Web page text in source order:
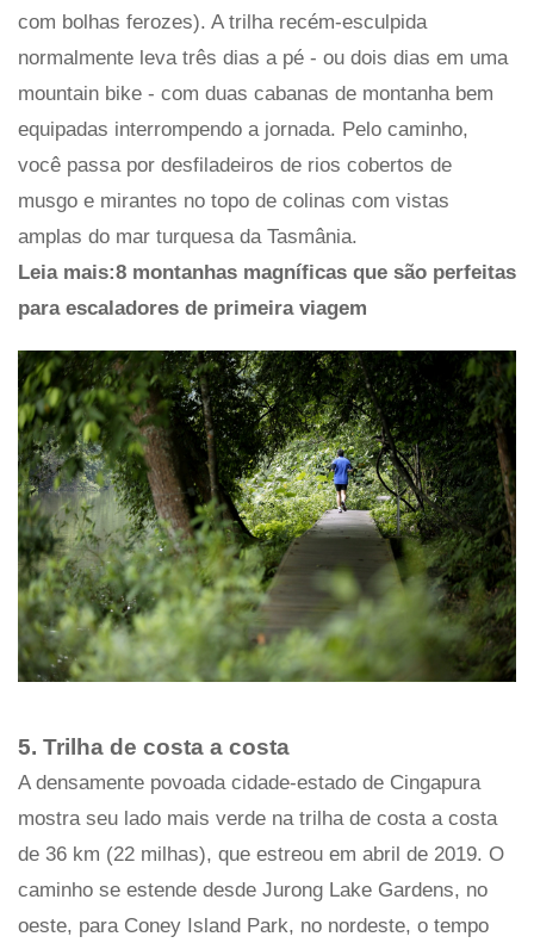
com bolhas ferozes). A trilha recém-esculpida
normalmente leva três dias a pé - ou dois dias em uma
mountain bike - com duas cabanas de montanha bem
equipadas interrompendo a jornada. Pelo caminho,
você passa por desfiladeiros de rios cobertos de
musgo e mirantes no topo de colinas com vistas
amplas do mar turquesa da Tasmânia.
Leia mais:8 montanhas magníficas que são perfeitas
para escaladores de primeira viagem
5. Trilha de costa a costa
A densamente povoada cidade-estado de Cingapura
mostra seu lado mais verde na trilha de costa a costa
de 36 km (22 milhas), que estreou em abril de 2019. O
caminho se estende desde Jurong Lake Gardens, no
oeste, para Coney Island Park, no nordeste, o tempo